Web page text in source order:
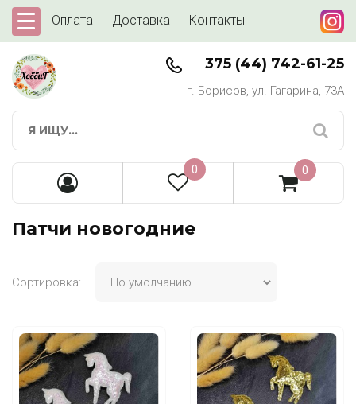
Оплата Доставка Контакты
375 (44) 742-61-25
г. Борисов, ул. Гагарина, 73А
0 0
Патчи новогодние
Сортировка: